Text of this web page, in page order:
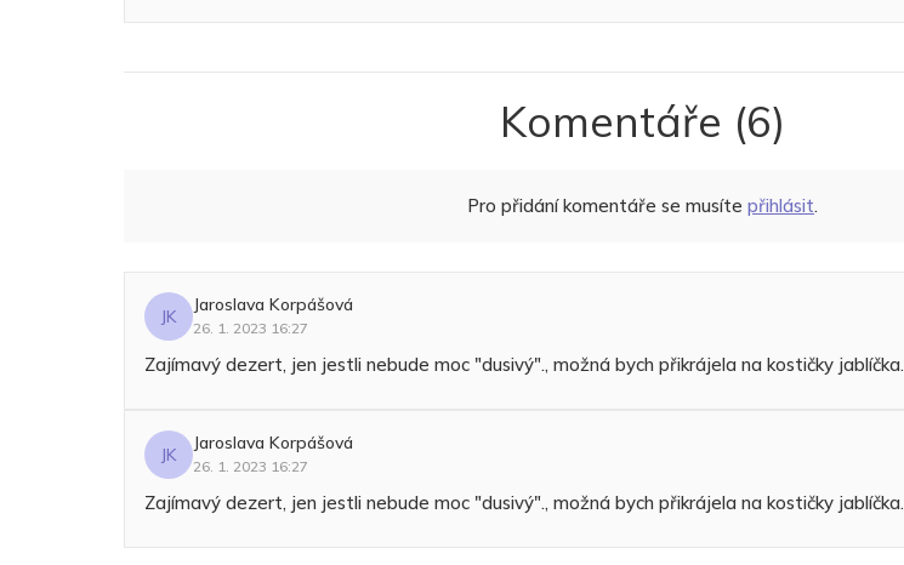
Komentáře (6)
Pro přidání komentáře se musíte přihlásit.
JK
Jaroslava Korpášová
26. 1. 2023 16:27
Zajímavý dezert, jen jestli nebude moc "dusivý"., možná bych přikrájela na kostičky jablíčka.
JK
Jaroslava Korpášová
26. 1. 2023 16:27
Zajímavý dezert, jen jestli nebude moc "dusivý"., možná bych přikrájela na kostičky jablíčka.